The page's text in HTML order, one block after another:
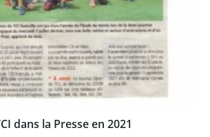
dans la Presse en 2021